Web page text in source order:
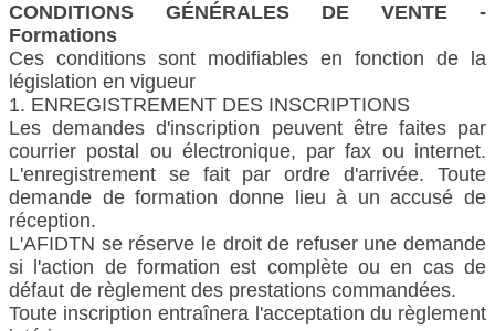
CONDITIONS GÉNÉRALES DE VENTE -
Formations
Ces conditions sont modifiables en fonction de la
législation en vigueur
1. ENREGISTREMENT DES INSCRIPTIONS
Les demandes d'inscription peuvent être faites par
courrier postal ou électronique, par fax ou internet.
L'enregistrement se fait par ordre d'arrivée. Toute
demande de formation donne lieu à un accusé de
réception.
L'AFIDTN se réserve le droit de refuser une demande
si l'action de formation est complète ou en cas de
défaut de règlement des prestations commandées.
Toute inscription entraînera l'acceptation du règlement